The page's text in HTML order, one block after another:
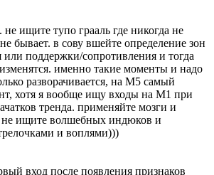
ищите тупо грааль где никогда не
бывает. в сову вшейте определение зон
или поддержки/сопротивления и тогда
именно такие моменты и надо
разворачивается, на М5 самый
хотя я вообще ищу входы на М1 при
тренда. применяйте мозги и
не ищите волшебных индюков и
и воплями)))
вход после появления признаков